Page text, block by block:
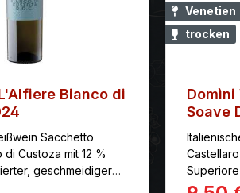
Bianco di
Sacchetto
Custoza mit 12 %
geschmeidiger
zu
Venetien
trocken
Soave
Superiore
Gaumen